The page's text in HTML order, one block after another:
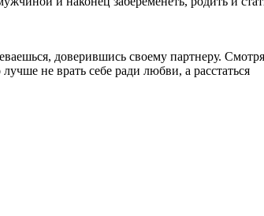
доверившись своему партнеру.
не врать себе ради любви, а расстаться